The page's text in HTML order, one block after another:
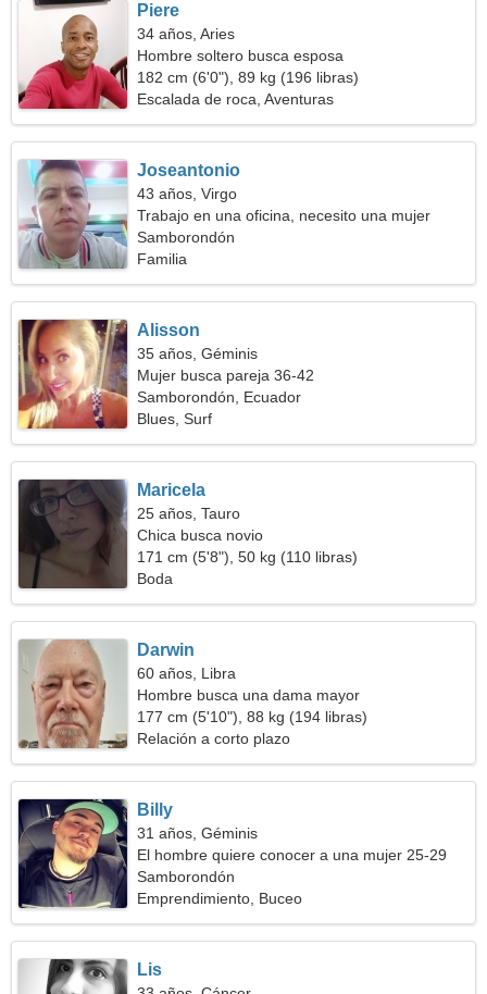
Piere
34 años, Aries
Hombre soltero busca esposa
182 cm (6'0"), 89 kg (196 libras)
Escalada de roca, Aventuras
Joseantonio
43 años, Virgo
Trabajo en una oficina, necesito una mujer
perfecta
Samborondón
Familia
Alisson
35 años, Géminis
Mujer busca pareja 36-42
Samborondón, Ecuador
Blues, Surf
Maricela
25 años, Tauro
Chica busca novio
171 cm (5'8"), 50 kg (110 libras)
Boda
Darwin
60 años, Libra
Hombre busca una dama mayor
177 cm (5'10"), 88 kg (194 libras)
Relación a corto plazo
Billy
31 años, Géminis
El hombre quiere conocer a una mujer 25-29
Samborondón
Emprendimiento, Buceo
Lis